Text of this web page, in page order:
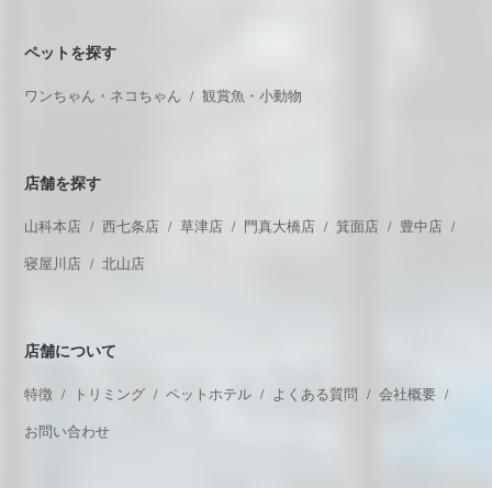
ペットを探す
ワンちゃん・ネコちゃん 観賞魚・小動物
店舗を探す
山科本店 西七条店 草津店 門真大橋店 箕面店 豊中店
寝屋川店 北山店
店舗について
特徴 トリミング ペットホテル よくある質問 会社概要
お問い合わせ